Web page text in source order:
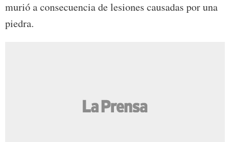
murió a consecuencia de lesiones causadas por una
piedra.